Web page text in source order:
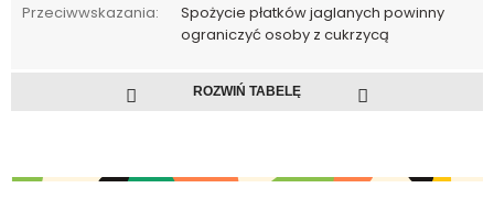
Przeciwwskazania:
Spożycie płatków jaglanych powinny
ograniczyć osoby z cukrzycą
ROZWIŃ TABELĘ